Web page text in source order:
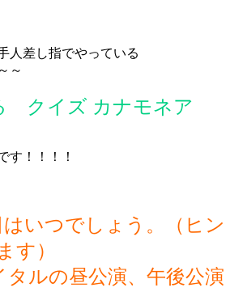
人差し指でやっている
～
クイズ カナモネア
す！！！！
いつでしょう。（ヒン
す）
ルの昼公演、午後公演